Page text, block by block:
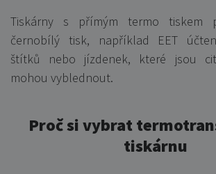
Tiskárny s přímým termo tiskem
černobílý tisk, například EET
štítků nebo jízdenek, které jsou
mohou vyblednout.
Proč si vybrat
tiskárnu